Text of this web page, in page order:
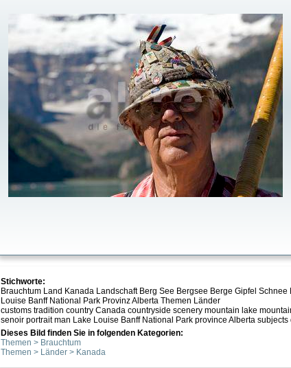
Stichworte:
Brauchtum Land Kanada Landschaft Berg See Bergsee Berge Gipfel
Louise Banff National Park Provinz Alberta Themen Länder
customs tradition country Canada countryside scenery mountain lake
senoir portrait man Lake Louise Banff National Park province Alberta
Dieses Bild finden Sie in folgenden Kategorien:
Themen > Brauchtum
Themen > Länder > Kanada